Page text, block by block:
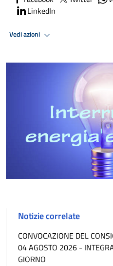
LinkedIn
Vedi azioni
Notizie correlate
CONVOCAZIONE DEL
04 AGOSTO 2026 -
GIORNO